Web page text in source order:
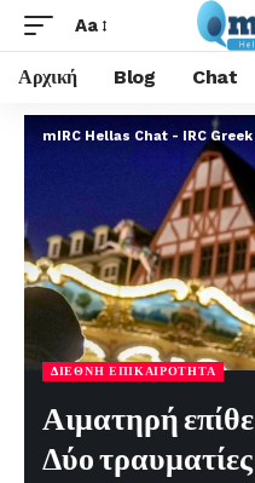
Aa
Αρχική Blog Chat
ΔΙΕΘΝΉ ΕΠΙΚΑΙΡΌΤΗΤΑ
Αιματηρή
Δύο